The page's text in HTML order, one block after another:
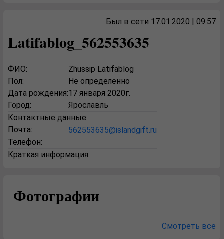
Был в сети 17.01.2020 | 09:57
Latifablog_562553635
ФИО:
Zhussip Latifablog
Пол:
Не определенно
Дата рождения:17 января 2020г.
Город:
Ярославль
Контактные данные:
Почта:
562553635@islandgift.ru
Телефон:
Краткая информация:
Фотографии
Смотреть все